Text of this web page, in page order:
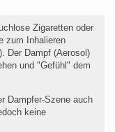
Zigaretten oder
zum Inhalieren
Der Dampf (Aerosol)
und "Gefühl" dem
Dampfer-Szene auch
keine